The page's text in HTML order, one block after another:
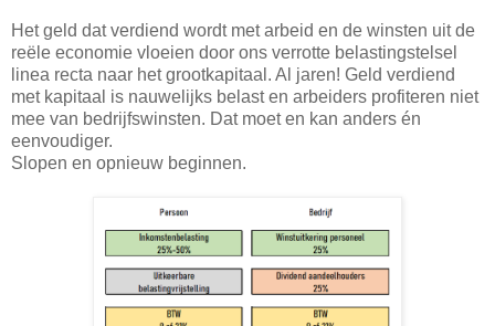
Het geld dat verdiend wordt met arbeid en de winsten uit de
reële economie vloeien door ons verrotte belastingstelsel
linea recta naar het grootkapitaal. Al jaren! Geld verdiend
met kapitaal is nauwelijks belast en arbeiders profiteren niet
mee van bedrijfswinsten. Dat moet en kan anders én
eenvoudiger.
Slopen en opnieuw beginnen.